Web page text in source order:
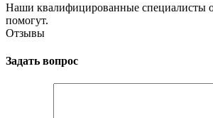
Наши квалифицированные специалисты
помогут.
Отзывы
Задать вопрос